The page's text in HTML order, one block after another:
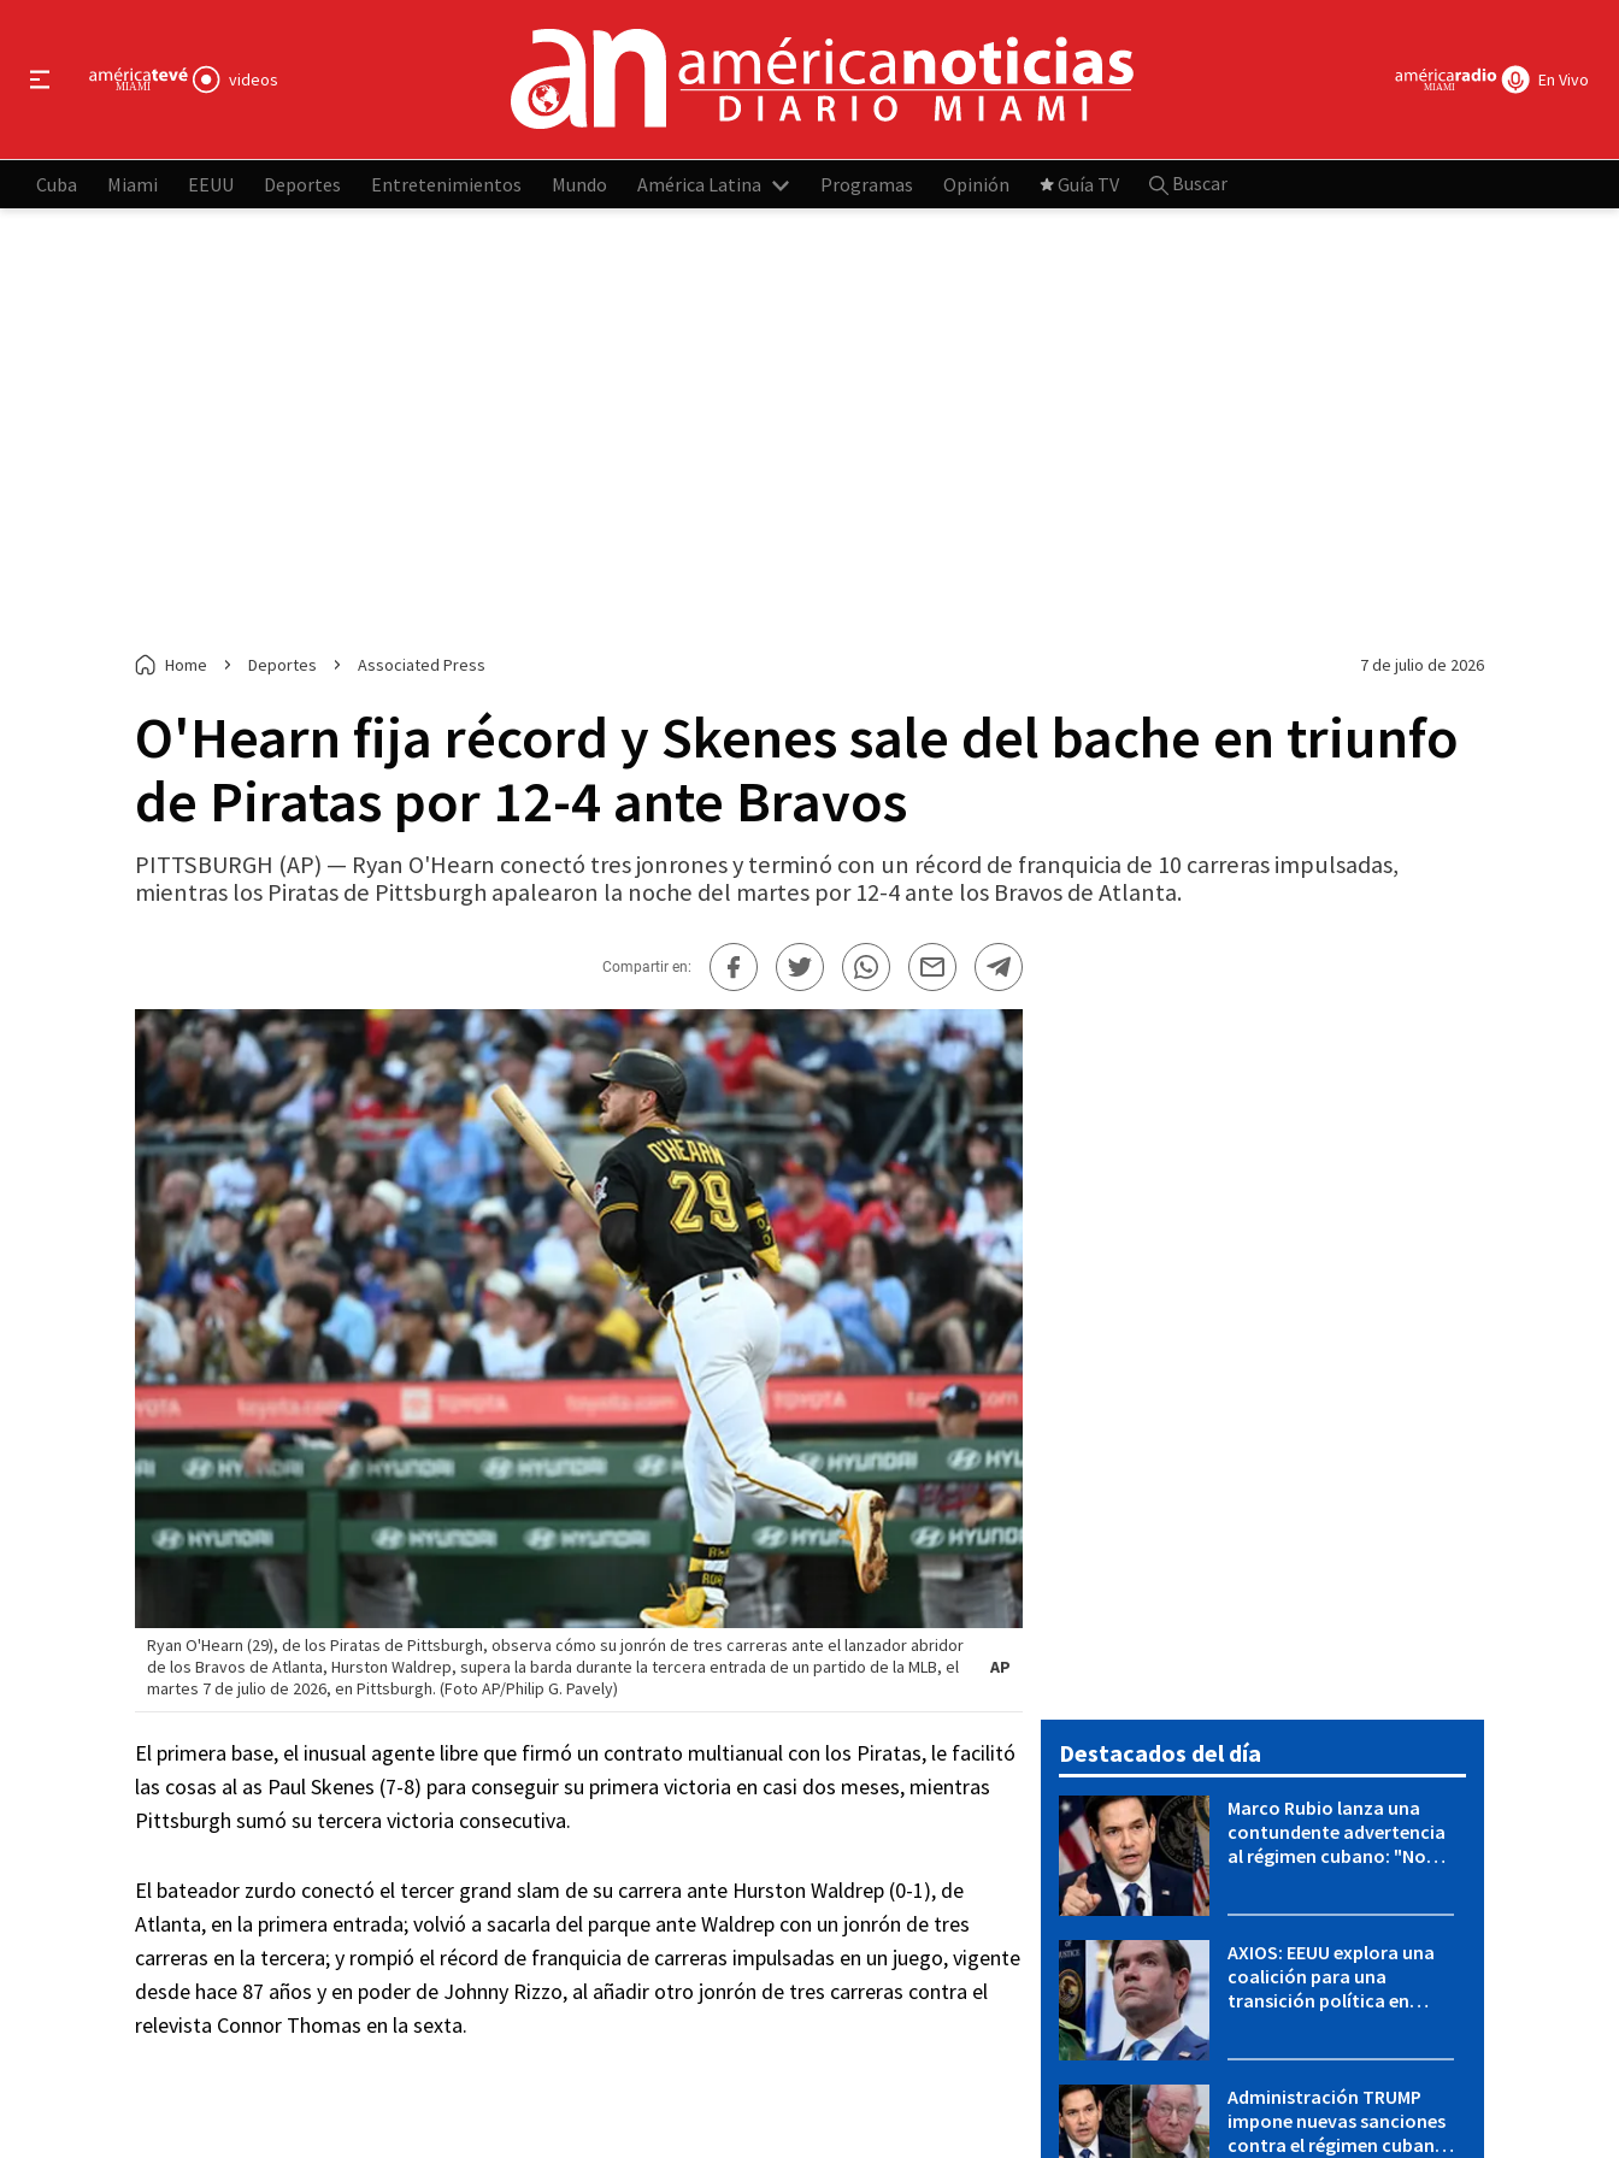
videos En Vivo
Cuba Miami EEUU Deportes Entretenimientos Mundo América Latina Programas Opinión Guía TV Buscar
Home Deportes Associated Press 7 de julio de 2026
O'Hearn fija récord y Skenes sale del bache en triunfo
de Piratas por 12-4 ante Bravos
PITTSBURGH (AP) — Ryan O'Hearn conectó tres jonrones y terminó con un récord de franquicia de 10 carreras impulsadas,
mientras los Piratas de Pittsburgh apalearon la noche del martes por 12-4 ante los Bravos de Atlanta.
Compartir en:
Ryan O'Hearn (29), de los Piratas de Pittsburgh, observa cómo su jonrón de tres carreras ante el lanzador abridor
de los Bravos de Atlanta, Hurston Waldrep, supera la barda durante la tercera entrada de un partido de la MLB, el
martes 7 de julio de 2026, en Pittsburgh. (Foto AP/Philip G. Pavely)
AP
El primera base, el inusual agente libre que firmó un contrato multianual con los Piratas, le facilitó
las cosas al as Paul Skenes (7-8) para conseguir su primera victoria en casi dos meses, mientras
Pittsburgh sumó su tercera victoria consecutiva.
El bateador zurdo conectó el tercer grand slam de su carrera ante Hurston Waldrep (0-1), de
Atlanta, en la primera entrada; volvió a sacarla del parque ante Waldrep con un jonrón de tres
carreras en la tercera; y rompió el récord de franquicia de carreras impulsadas en un juego, vigente
desde hace 87 años y en poder de Johnny Rizzo, al añadir otro jonrón de tres carreras contra el
relevista Connor Thomas en la sexta.
Destacados del día
Marco Rubio lanza una
contundente advertencia
al régimen cubano: "No
AXIOS: EEUU explora una
coalición para una
transición política en
Administración TRUMP
impone nuevas sanciones
contra el régimen cubano: